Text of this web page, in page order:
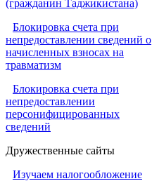
(гражданин Таджикистана)
Блокировка счета при
непредоставлении сведений о
начисленных взносах на
травматизм
Блокировка счета при
непредоставлении
персонифицированных
сведений
Дружественные сайты
Изучаем налогообложение